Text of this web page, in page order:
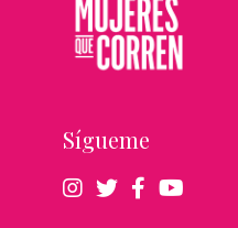
Sígueme